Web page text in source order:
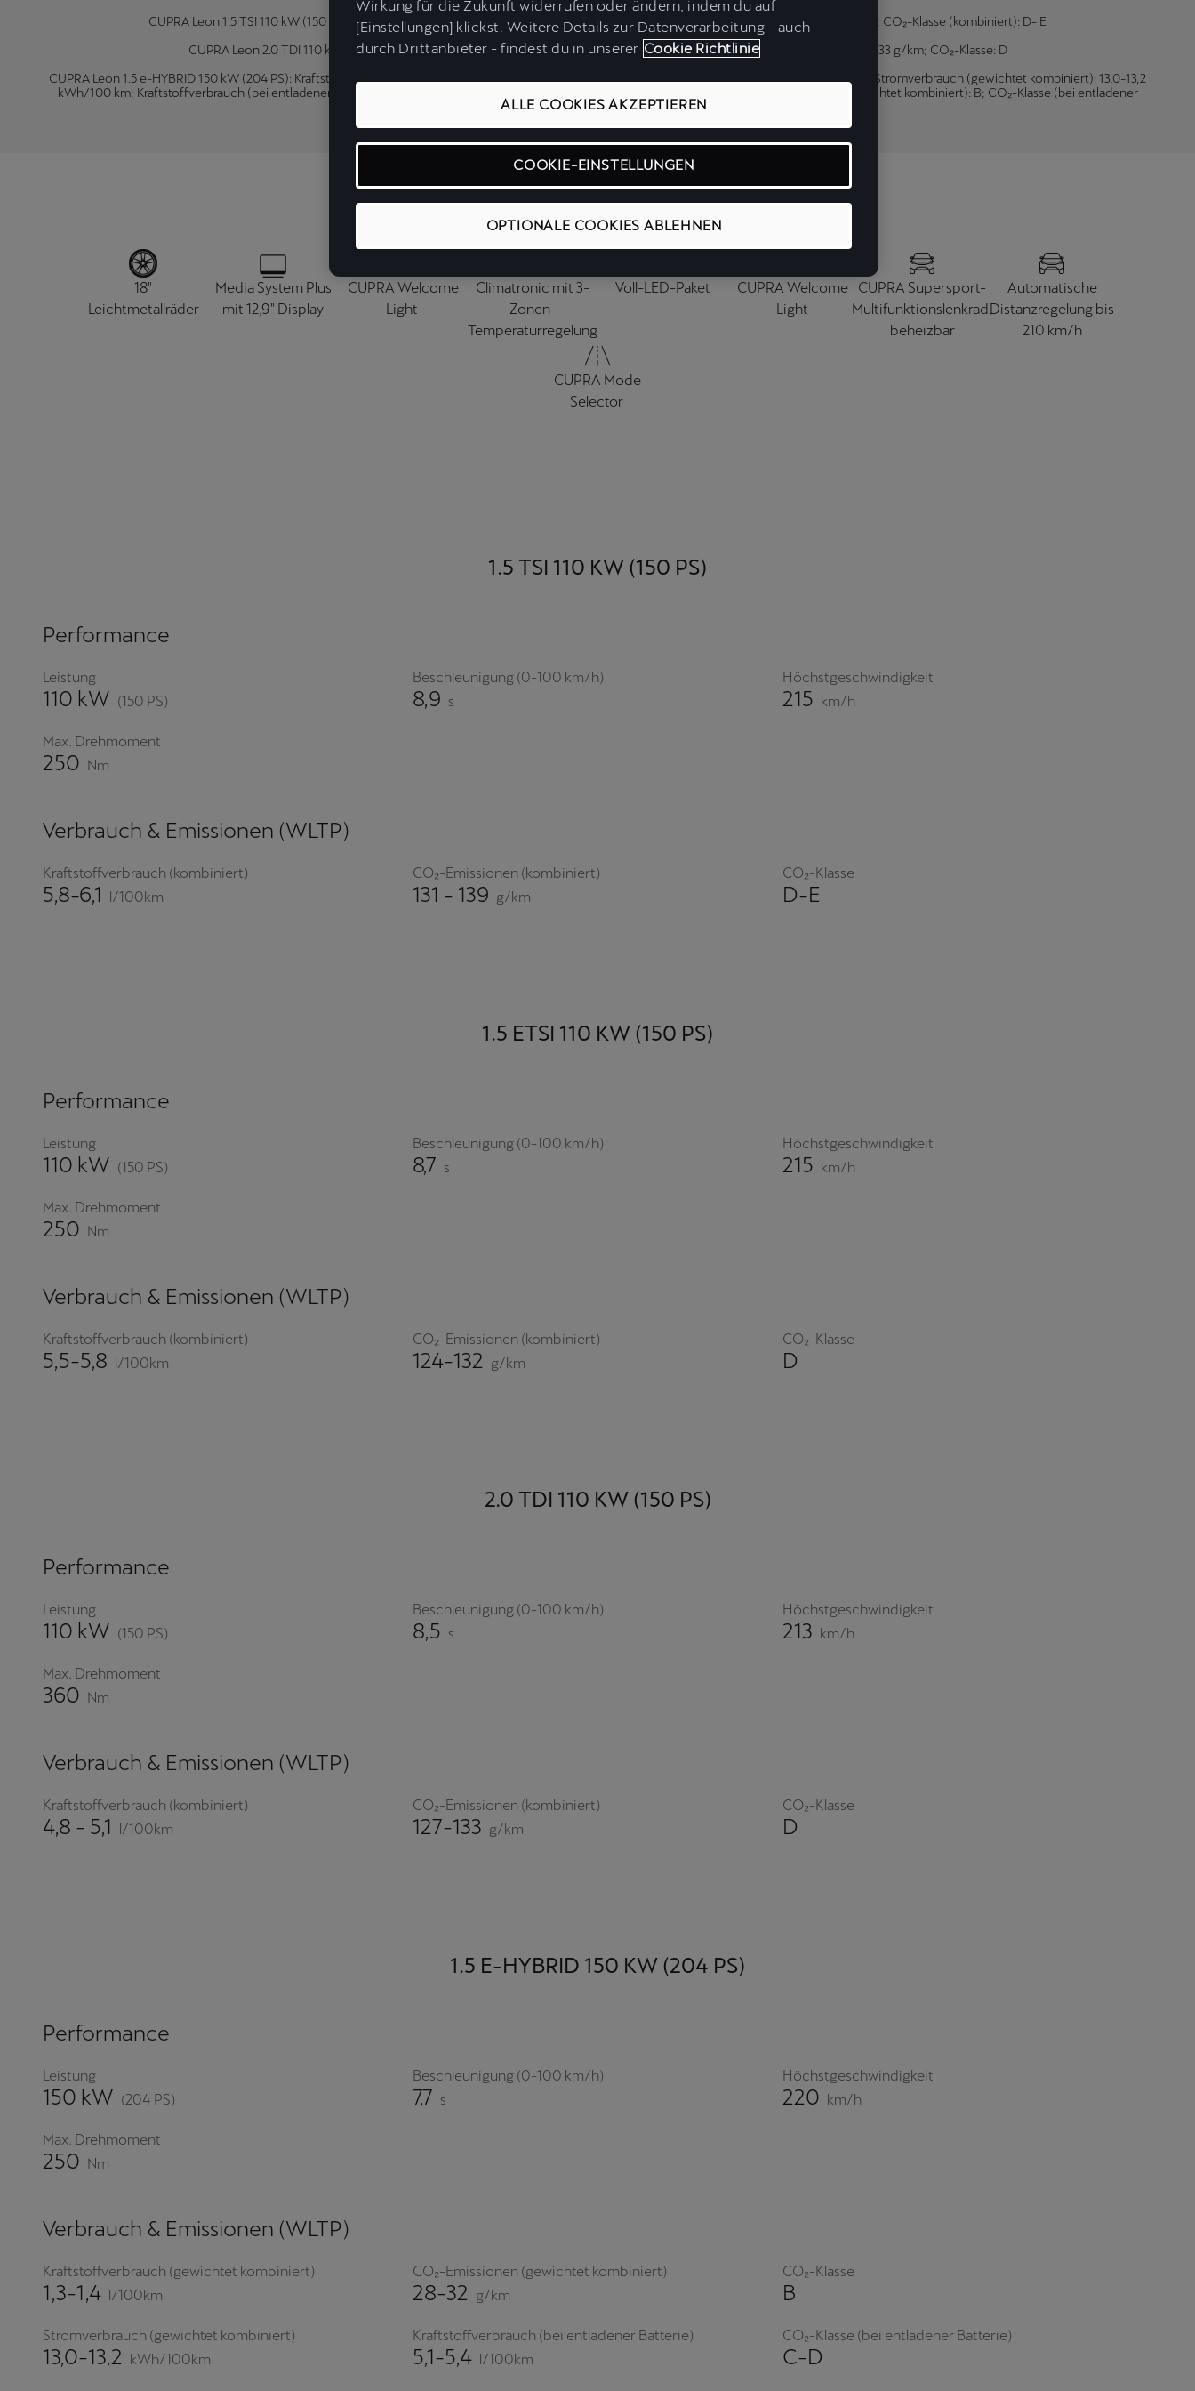
CUPRA Leon 1.5 TSI 110 kW (150 PS): Kraftstoffverbrauch (kombiniert): 5,8-6,1 l/100km; CO₂-Emissionen (kombiniert): 131 - 139 g/km; CO₂-Klasse (kombiniert): D- E
CUPRA Leon 2.0 TDI 110 kW (150 PS): Kraftstoffverbrauch (kombiniert): 4,8 - 5,1 l/100km; CO₂-Emissionen (kombiniert):127 - 133 g/km; CO₂-Klasse: D
CUPRA Leon 1.5 e-HYBRID 150 kW (204 PS): Kraftstoffverbrauch (gewichtet kombiniert): Kraftstoffverbrauch (gewichtet kombiniert): 1,3-1,4 l/100 km; Stromverbrauch (gewichtet kombiniert): 13,0-13,2
kWh/100 km; Kraftstoffverbrauch (bei entladener Batterie): 5,1-5,4 l/100 km; CO₂-Emissionen (gewichtet kombiniert): 28-32g/km; CO₂-Klasse (gewichtet kombiniert): B; CO₂-Klasse (bei entladener
Batterie): C-D
Ausstattungshighlights
18"
Leichtmetallräder
Media System Plus
mit 12,9" Display
CUPRA Welcome
Light
Climatronic mit 3-
Zonen-
Temperaturregelung
Voll-LED-Paket
CUPRA Welcome
Light
CUPRA Supersport-
Multifunktionslenkrad,
beheizbar
Automatische
Distanzregelung bis
210 km/h
CUPRA Mode
Selector
1.5 TSI 110 KW (150 PS)
Performance
Leistung
110 kW (150 PS)
Beschleunigung (0-100 km/h)
8,9 s
Höchstgeschwindigkeit
215 km/h
Max. Drehmoment
250 Nm
Verbrauch & Emissionen (WLTP)
Kraftstoffverbrauch (kombiniert)
5,8-6,1 l/100km
CO₂-Emissionen (kombiniert)
131 - 139 g/km
CO₂-Klasse
D-E
1.5 ETSI 110 KW (150 PS)
Performance
Leistung
110 kW (150 PS)
Beschleunigung (0-100 km/h)
8,7 s
Höchstgeschwindigkeit
215 km/h
Max. Drehmoment
250 Nm
Verbrauch & Emissionen (WLTP)
Kraftstoffverbrauch (kombiniert)
5,5-5,8 l/100km
CO₂-Emissionen (kombiniert)
124-132 g/km
CO₂-Klasse
D
2.0 TDI 110 KW (150 PS)
Performance
Leistung
110 kW (150 PS)
Beschleunigung (0-100 km/h)
8,5 s
Höchstgeschwindigkeit
213 km/h
Max. Drehmoment
360 Nm
Verbrauch & Emissionen (WLTP)
Kraftstoffverbrauch (kombiniert)
4,8 - 5,1 l/100km
CO₂-Emissionen (kombiniert)
127-133 g/km
CO₂-Klasse
D
1.5 E-HYBRID 150 KW (204 PS)
Performance
Leistung
150 kW (204 PS)
Beschleunigung (0-100 km/h)
7,7 s
Höchstgeschwindigkeit
220 km/h
Max. Drehmoment
250 Nm
Verbrauch & Emissionen (WLTP)
Kraftstoffverbrauch (gewichtet kombiniert)
1,3-1,4 l/100km
CO₂-Emissionen (gewichtet kombiniert)
28-32 g/km
CO₂-Klasse
B
Stromverbrauch (gewichtet kombiniert)
13,0-13,2 kWh/100km
Kraftstoffverbrauch (bei entladener Batterie)
5,1-5,4 l/100km
CO₂-Klasse (bei entladener Batterie)
C-D
Wirkung für die Zukunft widerrufen oder ändern, indem du auf
[Einstellungen] klickst. Weitere Details zur Datenverarbeitung - auch
durch Drittanbieter - findest du in unserer Cookie Richtlinie
OPTIONALE COOKIES ABLEHNEN
ALLE COOKIES AKZEPTIEREN
COOKIE-EINSTELLUNGEN